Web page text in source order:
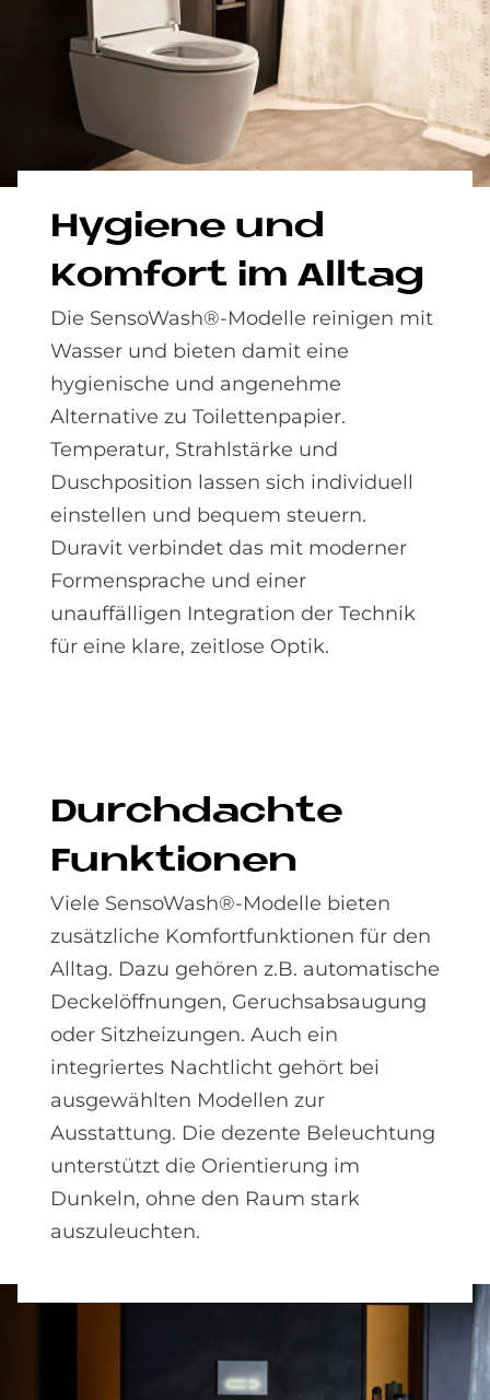
Hy­gie­ne und
Kom­fort im All­tag
Die SensoWash®-Modelle reinigen mit
Wasser und bieten damit eine
hygienische und angenehme
Alternative zu Toilettenpapier.
Temperatur, Strahlstärke und
Duschposition lassen sich individuell
einstellen und bequem steuern.
Duravit verbindet das mit moderner
Formensprache und einer
unauffälligen Integration der Technik
für eine klare, zeitlose Optik.
Durch­dach­te
Funk­tio­nen
Viele SensoWash®-Modelle bieten
zusätzliche Komfortfunktionen für den
Alltag. Dazu gehören z.B. automatische
Deckelöffnungen, Geruchsabsaugung
oder Sitzheizungen. Auch ein
integriertes Nachtlicht gehört bei
ausgewählten Modellen zur
Ausstattung. Die dezente Beleuchtung
unterstützt die Orientierung im
Dunkeln, ohne den Raum stark
auszuleuchten.